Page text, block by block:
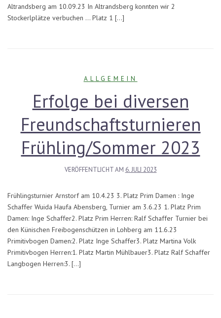
Altrandsberg am 10.09.23 In Altrandsberg konnten wir 2
Stockerlplätze verbuchen … Platz 1 […]
ALLGEMEIN
Erfolge bei diversen
Freundschaftsturnieren
Frühling/Sommer 2023
VERÖFFENTLICHT AM 6. JULI 2023
Frühlingsturnier Arnstorf am 10.4.23 3. Platz Prim Damen : Inge
Schaffer Wuida Haufa Abensberg, Turnier am 3.6.23 1. Platz Prim
Damen: Inge Schaffer2. Platz Prim Herren: Ralf Schaffer Turnier bei
den Künischen Freibogenschützen in Lohberg am 11.6.23
Primitivbogen Damen:2. Platz Inge Schaffer3. Platz Martina Volk
Primitivbogen Herren:1. Platz Martin Mühlbauer3. Platz Ralf Schaffer
Langbogen Herren:3. […]